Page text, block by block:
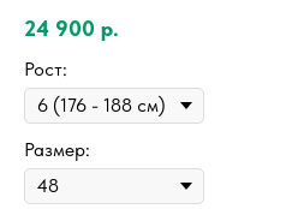
24 900 р.
Рост:
Размер: